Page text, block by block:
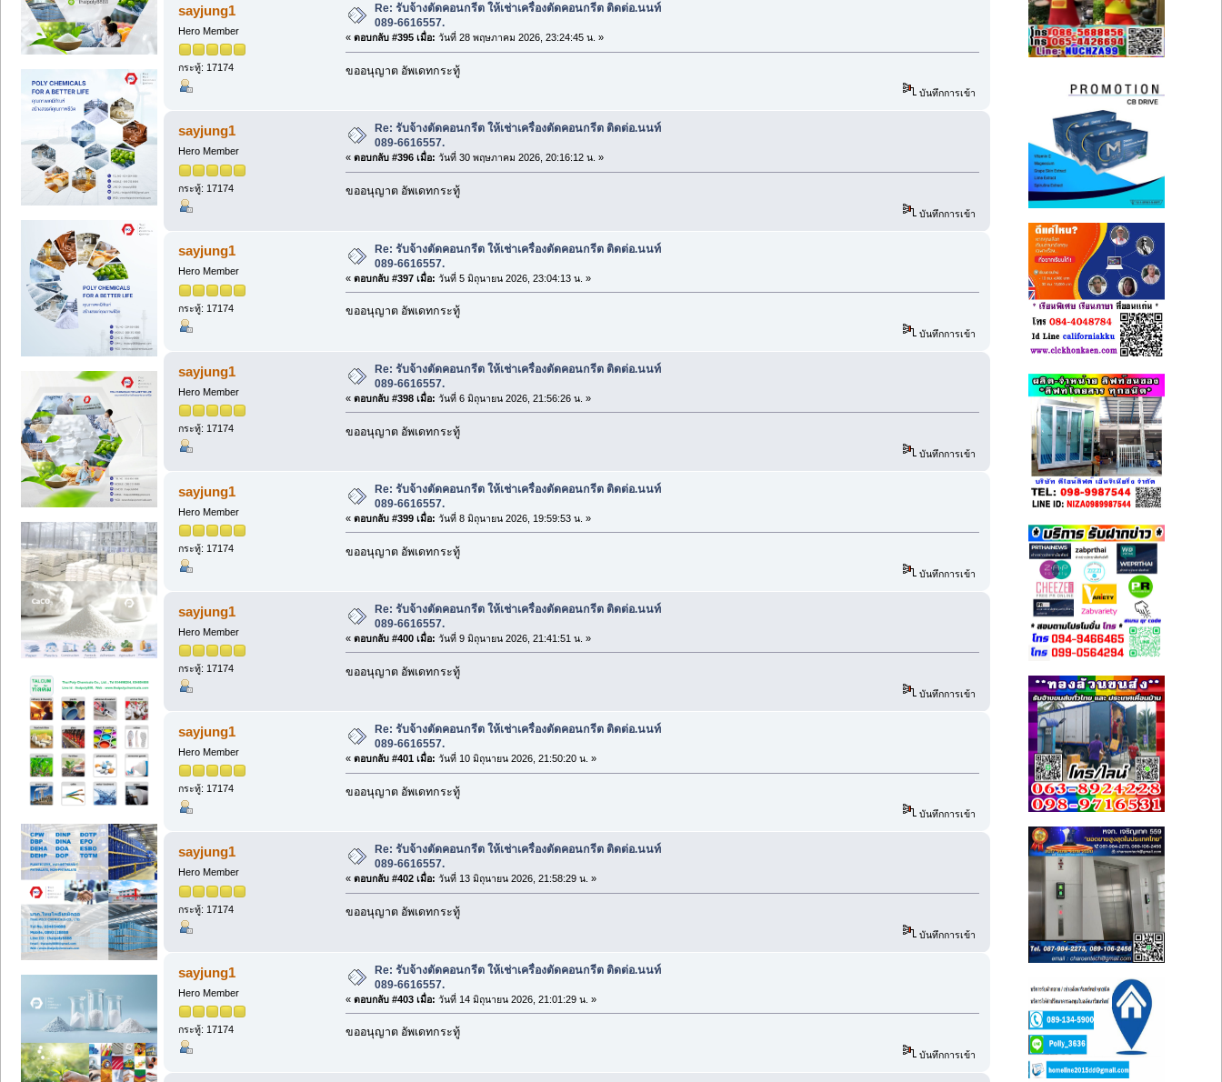
sayjung1
Hero Member
กระทู้: 17174
Re: รับจ้างตัดคอนกรีต ให้เช่าเครื่องตัดคอนกรีต ติดต่อ.นนท์
089-6616557.
« ตอบกลับ #395 เมื่อ: วันที่ 28 พฤษภาคม 2026, 23:24:45 น. »
ขออนุญาต อัพเดทกระทู้
บันทึกการเข้า
sayjung1
Hero Member
กระทู้: 17174
Re: รับจ้างตัดคอนกรีต ให้เช่าเครื่องตัดคอนกรีต ติดต่อ.นนท์
089-6616557.
« ตอบกลับ #396 เมื่อ: วันที่ 30 พฤษภาคม 2026, 20:16:12 น. »
ขออนุญาต อัพเดทกระทู้
บันทึกการเข้า
sayjung1
Hero Member
กระทู้: 17174
Re: รับจ้างตัดคอนกรีต ให้เช่าเครื่องตัดคอนกรีต ติดต่อ.นนท์
089-6616557.
« ตอบกลับ #397 เมื่อ: วันที่ 5 มิถุนายน 2026, 23:04:13 น. »
ขออนุญาต อัพเดทกระทู้
บันทึกการเข้า
sayjung1
Hero Member
กระทู้: 17174
Re: รับจ้างตัดคอนกรีต ให้เช่าเครื่องตัดคอนกรีต ติดต่อ.นนท์
089-6616557.
« ตอบกลับ #398 เมื่อ: วันที่ 6 มิถุนายน 2026, 21:56:26 น. »
ขออนุญาต อัพเดทกระทู้
บันทึกการเข้า
sayjung1
Hero Member
กระทู้: 17174
Re: รับจ้างตัดคอนกรีต ให้เช่าเครื่องตัดคอนกรีต ติดต่อ.นนท์
089-6616557.
« ตอบกลับ #399 เมื่อ: วันที่ 8 มิถุนายน 2026, 19:59:53 น. »
ขออนุญาต อัพเดทกระทู้
บันทึกการเข้า
sayjung1
Hero Member
กระทู้: 17174
Re: รับจ้างตัดคอนกรีต ให้เช่าเครื่องตัดคอนกรีต ติดต่อ.นนท์
089-6616557.
« ตอบกลับ #400 เมื่อ: วันที่ 9 มิถุนายน 2026, 21:41:51 น. »
ขออนุญาต อัพเดทกระทู้
บันทึกการเข้า
sayjung1
Hero Member
กระทู้: 17174
Re: รับจ้างตัดคอนกรีต ให้เช่าเครื่องตัดคอนกรีต ติดต่อ.นนท์
089-6616557.
« ตอบกลับ #401 เมื่อ: วันที่ 10 มิถุนายน 2026, 21:50:20 น. »
ขออนุญาต อัพเดทกระทู้
บันทึกการเข้า
sayjung1
Hero Member
กระทู้: 17174
Re: รับจ้างตัดคอนกรีต ให้เช่าเครื่องตัดคอนกรีต ติดต่อ.นนท์
089-6616557.
« ตอบกลับ #402 เมื่อ: วันที่ 13 มิถุนายน 2026, 21:58:29 น. »
ขออนุญาต อัพเดทกระทู้
บันทึกการเข้า
sayjung1
Hero Member
กระทู้: 17174
Re: รับจ้างตัดคอนกรีต ให้เช่าเครื่องตัดคอนกรีต ติดต่อ.นนท์
089-6616557.
« ตอบกลับ #403 เมื่อ: วันที่ 14 มิถุนายน 2026, 21:01:29 น. »
ขออนุญาต อัพเดทกระทู้
บันทึกการเข้า